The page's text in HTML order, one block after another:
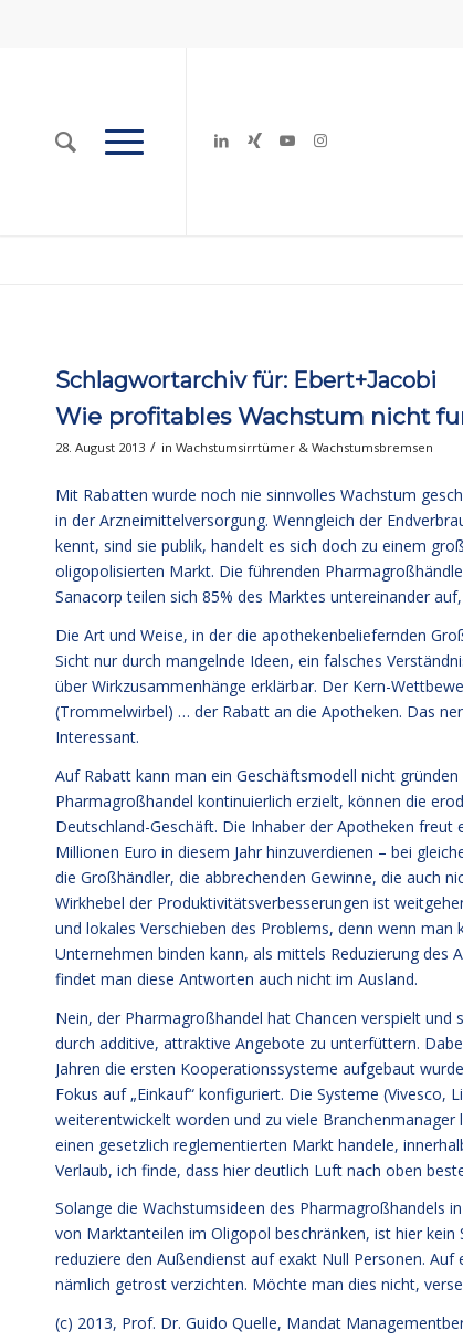
Schlagwortarchiv für: Ebert+Jacobi
Wie profitables Wachstum nicht
28. August 2013 / in Wachstumsirrtümer & Wachstumsbremsen
Mit Rabatten wurde noch nie sinnvolles Wachstum
in der Arzneimittelversorgung. Wenngleich der
kennt, sind sie publik, handelt es sich doch zu einem
oligopolisierten Markt. Die führenden
Sanacorp teilen sich 85% des Marktes untereinander
Die Art und Weise, in der die apothekenbeliefernden
Sicht nur durch mangelnde Ideen, ein falsches
über Wirkzusammenhänge erklärbar. Der Kern-
(Trommelwirbel) … der Rabatt an die Apotheken. Das
Interessant.
Auf Rabatt kann man ein Geschäftsmodell nicht
Pharmagroßhandel kontinuierlich erzielt, können die
Deutschland-Geschäft. Die Inhaber der Apotheken
Millionen Euro in diesem Jahr hinzuverdienen – bei
die Großhändler, die abbrechenden Gewinne, die auch
Wirkhebel der Produktivitätsverbesserungen ist
und lokales Verschieben des Problems, denn wenn
Unternehmen binden kann, als mittels Reduzierung des
findet man diese Antworten auch nicht im Ausland.
Nein, der Pharmagroßhandel hat Chancen verspielt
durch additive, attraktive Angebote zu unterfüttern.
Jahren die ersten Kooperationssysteme aufgebaut
Fokus auf „Einkauf“ konfiguriert. Die Systeme
weiterentwickelt worden und zu viele
einen gesetzlich reglementierten Markt handele,
Verlaub, ich finde, dass hier deutlich Luft nach oben
Solange die Wachstumsideen des Pharmagroßhandels
von Marktanteilen im Oligopol beschränken, ist hier
reduziere den Außendienst auf exakt Null Personen.
nämlich getrost verzichten. Möchte man dies nicht,
(c) 2013, Prof. Dr. Guido Quelle, Mandat